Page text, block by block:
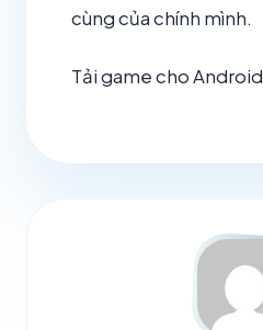
cùng của chính mình.
Tải game cho Android